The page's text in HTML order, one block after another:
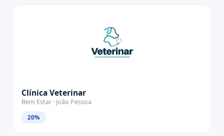
Clínica Veterinar
Bem Estar · João Pessoa
20%